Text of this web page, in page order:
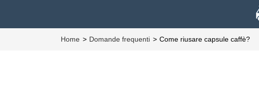
Home Domande frequenti Come riusare capsule caffè?